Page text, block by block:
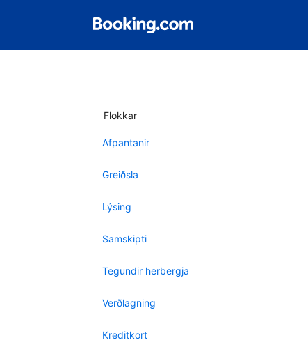
Flokkar
Afpantanir
Greiðsla
Lýsing
Samskipti
Tegundir herbergja
Verðlagning
Kreditkort